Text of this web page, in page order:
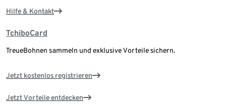
Hilfe & Kontakt
TchiboCard
TreueBohnen sammeln und exklusive Vorteile sichern.
Jetzt kostenlos registrieren
Jetzt Vorteile entdecken